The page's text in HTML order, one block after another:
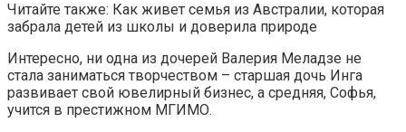
Читайте также: Как живет семья из Австралии, которая
забрала детей из школы и доверила природе
Интересно, ни одна из дочерей Валерия Меладзе не
стала заниматься творчеством – старшая дочь Инга
развивает свой ювелирный бизнес, а средняя, Софья,
учится в престижном МГИМО.